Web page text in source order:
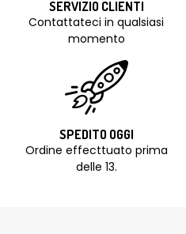
SERVIZIO CLIENTI
Contattateci in qualsiasi
momento
SPEDITO OGGI
Ordine effecttuato prima
delle 13.